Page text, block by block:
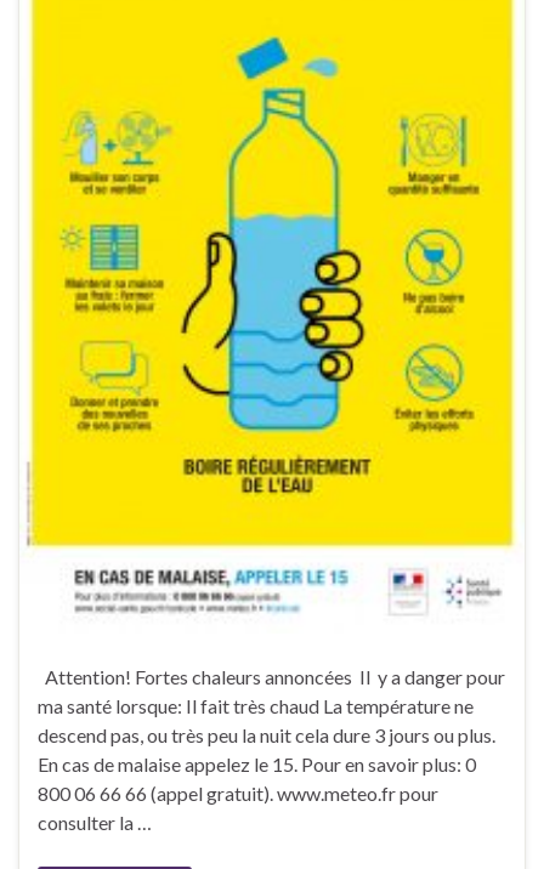
Attention! Fortes chaleurs annoncées Il y a danger pour
ma santé lorsque: Il fait très chaud La température ne
descend pas, ou très peu la nuit cela dure 3 jours ou plus.
En cas de malaise appelez le 15. Pour en savoir plus: 0
800 06 66 66 (appel gratuit). www.meteo.fr pour
consulter la …